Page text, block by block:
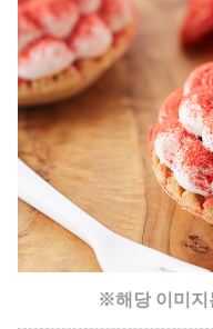
※해당 이미지